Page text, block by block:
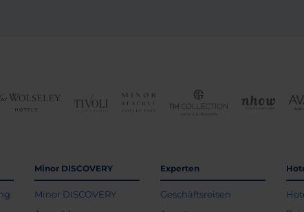
Minor DISCOVERY
Minor DISCOVERY
Experten
Geschäftsreisen